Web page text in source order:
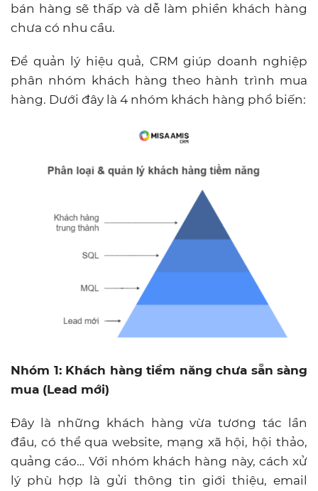
bán hàng sẽ thấp và dễ làm phiền khách hàng
chưa có nhu cầu.
Để quản lý hiệu quả, CRM giúp doanh nghiệp
phân nhóm khách hàng theo hành trình mua
hàng. Dưới đây là 4 nhóm khách hàng phổ biến:
Nhóm 1: Khách hàng tiềm năng chưa sẵn sàng
mua (Lead mới)
Đây là những khách hàng vừa tương tác lần
đầu, có thể qua website, mạng xã hội, hội thảo,
quảng cáo… Với nhóm khách hàng này, cách xử
lý phù hợp là gửi thông tin giới thiệu, email